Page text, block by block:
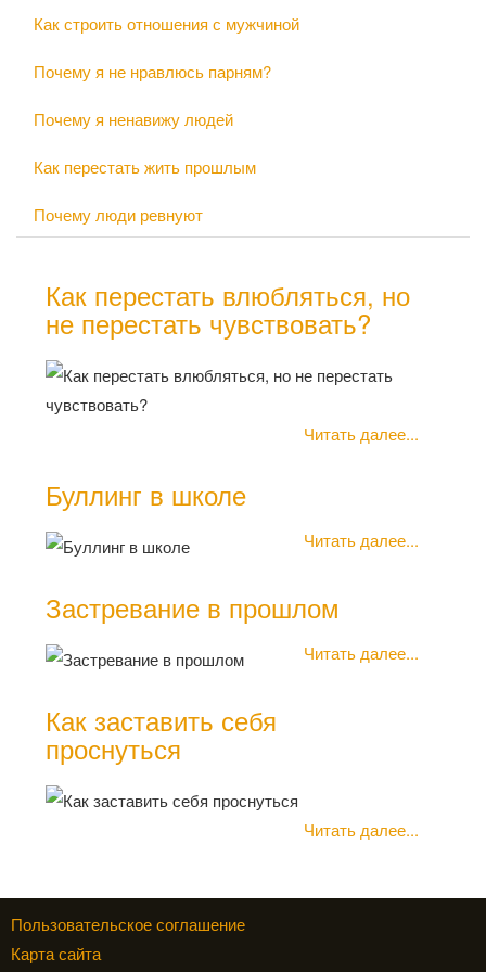
Как строить отношения с мужчиной
Почему я не нравлюсь парням?
Почему я ненавижу людей
Как перестать жить прошлым
Почему люди ревнуют
Как перестать влюбляться, но
не перестать чувствовать?
Читать далее...
Буллинг в школе
Читать далее...
Застревание в прошлом
Читать далее...
Как заставить себя
проснуться
Читать далее...
Пользовательское соглашение
Карта сайта